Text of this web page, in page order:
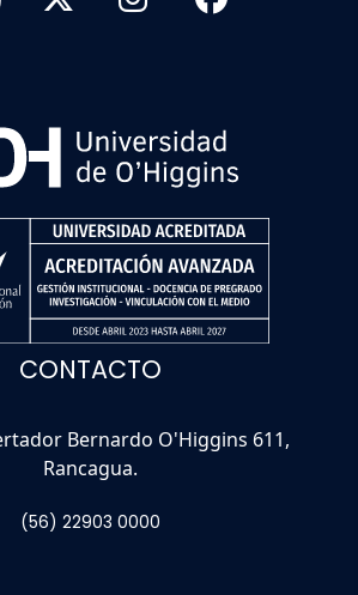
CONTACTO
Bernardo O'Higgins 611,
Rancagua.
(56) 22903 0000